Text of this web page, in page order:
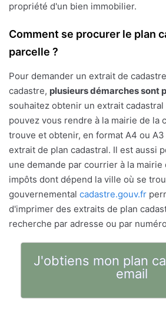
propriété d'un bien immobilier.
Comment se procurer le plan
parcelle ?
Pour demander un extrait de
cadastre, plusieurs démarches sont
souhaitez obtenir un extrait
pouvez vous rendre à la mairie de la
trouve et obtenir, en format A4 ou
extrait de plan cadastral. Il est aussi
une demande par courrier à la mairie
impôts dont dépend la ville où se
gouvernemental cadastre.gouv.fr
d'imprimer des extraits de plan
recherche par adresse ou par
J'obtiens mon plan
email